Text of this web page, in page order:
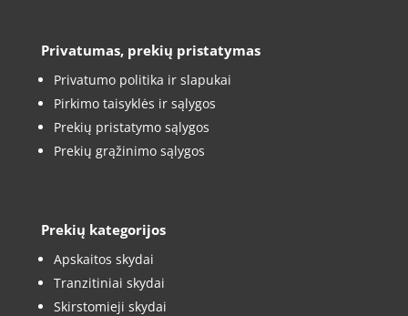
Privatumas, prekių pristatymas
Privatumo politika ir slapukai
Pirkimo taisyklės ir sąlygos
Prekių pristatymo sąlygos
Prekių grąžinimo sąlygos
Prekių kategorijos
Apskaitos skydai
Tranzitiniai skydai
Skirstomieji skydai